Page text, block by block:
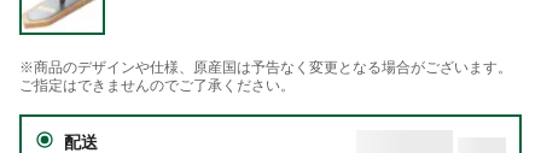
※商品のデザインや仕様、原産国は予告なく変更となる場合がございます。
ご指定はできませんのでご了承ください。
配送